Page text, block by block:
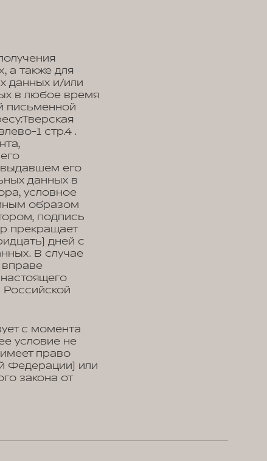
а также для
данных и/или
в любое время
письменной
1 стр.4 .
выдавшем его
данных в
условное
образом
подпись
прекращает
дней с
В случае
с момента
условие не
право
Федерации) или
закона от